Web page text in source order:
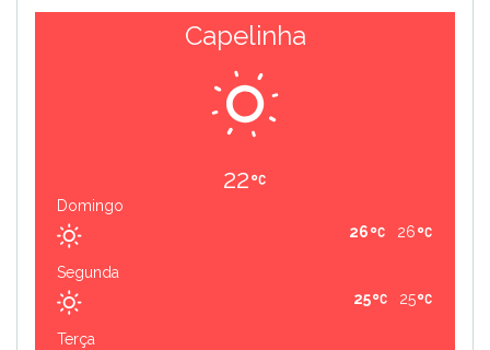
Capelinha
22
Domingo
26
26
Segunda
25
25
Terça